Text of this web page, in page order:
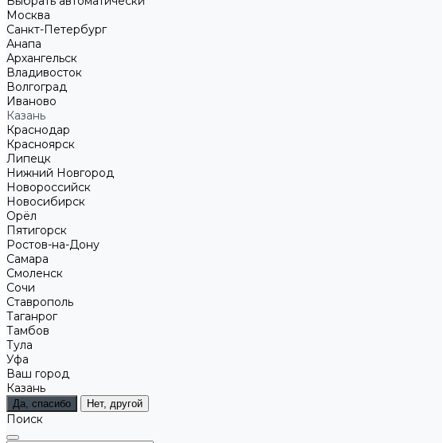
Москва
Санкт-Петербург
Анапа
Архангельск
Владивосток
Волгоград
Иваново
Казань
Краснодар
Красноярск
Липецк
Нижний Новгород
Новороссийск
Новосибирск
Орёл
Пятигорск
Ростов-на-Дону
Самара
Смоленск
Сочи
Ставрополь
Таганрог
Тамбов
Тула
Уфа
Ваш город
Казань
Да, спасибо Нет, другой
Поиск